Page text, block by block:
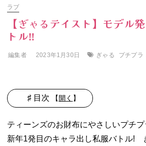
ラブ
【ぎゃるテイスト】モデル
トル‼︎
編集者 2023年1月30日 ぎゃる プチプラ
♯ 目次 【開く 】
人気上昇中のぎ
ゃるは冬でもミ
ティーンズのお財布にやさしいプチプ
新年1発目のキャラ出し私服バトル!